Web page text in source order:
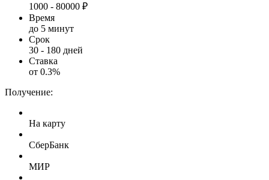
1000 - 80000 ₽
Время
до 5 минут
Срок
30 - 180 дней
Ставка
от 0.3%
Получение:
На карту
СберБанк
МИР